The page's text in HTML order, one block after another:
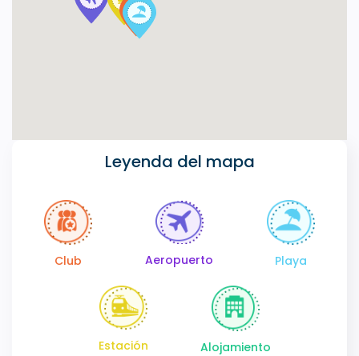
Leyenda del mapa
Club Aeropuerto Playa
Estación Alojamiento